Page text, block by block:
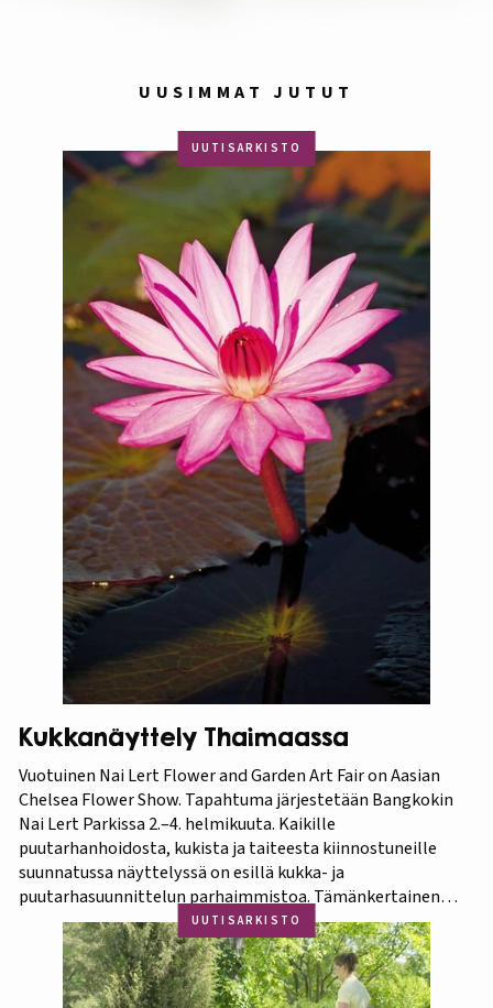
UUSIMMAT JUTUT
UUTISARKISTO
Kukkanäyttely Thaimaassa
Vuotuinen Nai Lert Flower and Garden Art Fair on Aasian
Chelsea Flower Show. Tapahtuma järjestetään Bangkokin
Nai Lert Parkissa 2.–4. helmikuuta. Kaikille
puutarhanhoidosta, kukista ja taiteesta kiinnostuneille
suunnatussa näyttelyssä on esillä kukka- ja
puutarhasuunnittelun parhaimmistoa. Tämänkertainen
tapahtuma on osa Amazing Thailand -teemavuotta, joka
pyrkii piristämään Thaimaan matkailua entisestään.
Thaimaa tunnetaan erittäin runsaasta ja monipuolisesta
kasvistostaan,…
UUTISARKISTO